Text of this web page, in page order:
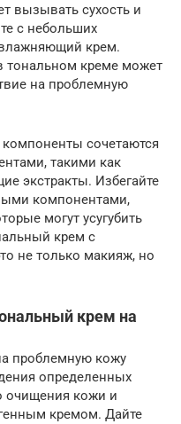
вызывать сухость и
с небольших
крем.
тональном креме может
на проблемную
сочетаются
такими как
экстракты. Избегайте
компонентами,
могут усугубить
крем с
не только макияж, но
крем на
проблемную кожу
определенных
очищения кожи и
кремом. Дайте